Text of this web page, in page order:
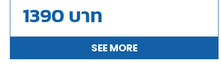
1390บาท
SEE MORE